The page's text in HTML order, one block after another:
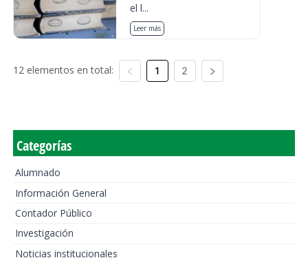
el l...
Leer más
12 elementos en total: 1 2
Categorías
Alumnado
Información General
Contador Público
Investigación
Noticias institucionales